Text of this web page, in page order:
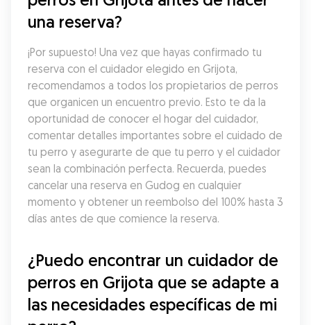
una reserva?
¡Por supuesto! Una vez que hayas confirmado tu
reserva con el cuidador elegido en Grijota,
recomendamos a todos los propietarios de perros
que organicen un encuentro previo. Esto te da la
oportunidad de conocer el hogar del cuidador,
comentar detalles importantes sobre el cuidado de
tu perro y asegurarte de que tu perro y el cuidador
sean la combinación perfecta. Recuerda, puedes
cancelar una reserva en Gudog en cualquier
momento y obtener un reembolso del 100% hasta 3
días antes de que comience la reserva.
¿Puedo encontrar un cuidador de
perros en Grijota que se adapte a
las necesidades específicas de mi